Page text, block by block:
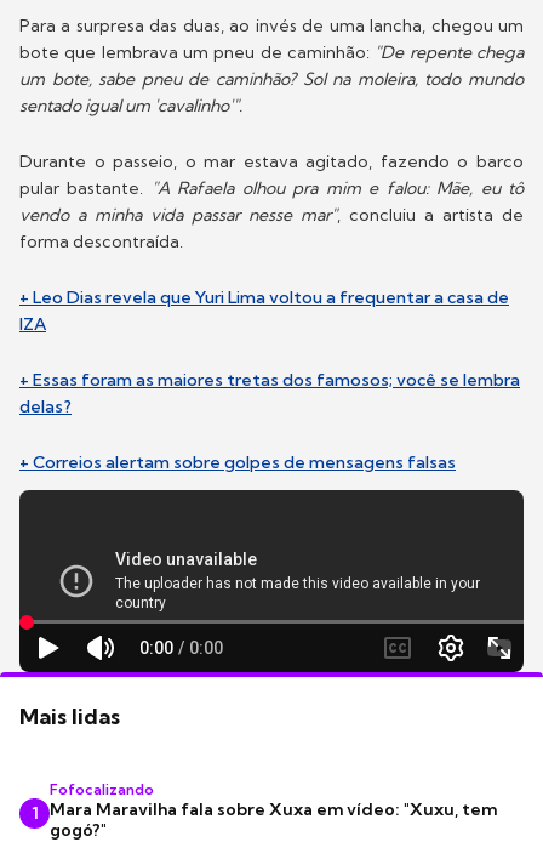
Para a surpresa das duas, ao invés de uma lancha, chegou um
bote que lembrava um pneu de caminhão: "De repente chega
um bote, sabe pneu de caminhão? Sol na moleira, todo mundo
sentado igual um 'cavalinho'".
Durante o passeio, o mar estava agitado, fazendo o barco
pular bastante. "A Rafaela olhou pra mim e falou: Mãe, eu tô
vendo a minha vida passar nesse mar", concluiu a artista de
forma descontraída.
+ Leo Dias revela que Yuri Lima voltou a frequentar a casa de
IZA
+ Essas foram as maiores tretas dos famosos; você se lembra
delas?
+ Correios alertam sobre golpes de mensagens falsas
Mais lidas
1
Fofocalizando
Mara Maravilha fala sobre Xuxa em vídeo: "Xuxu, tem
gogó?"